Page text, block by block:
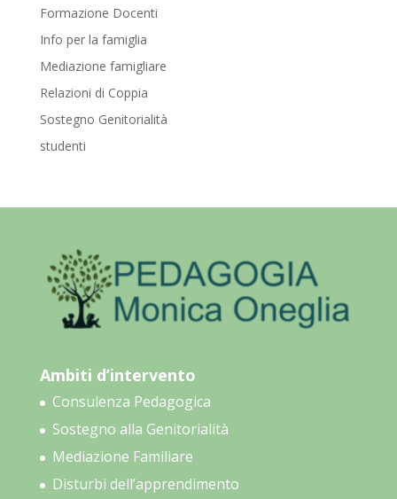
Formazione Docenti
Info per la famiglia
Mediazione famigliare
Relazioni di Coppia
Sostegno Genitorialità
studenti
Ambiti d’intervento
Consulenza Pedagogica
Sostegno alla Genitorialità
Mediazione Familiare
Disturbi dell’apprendimento